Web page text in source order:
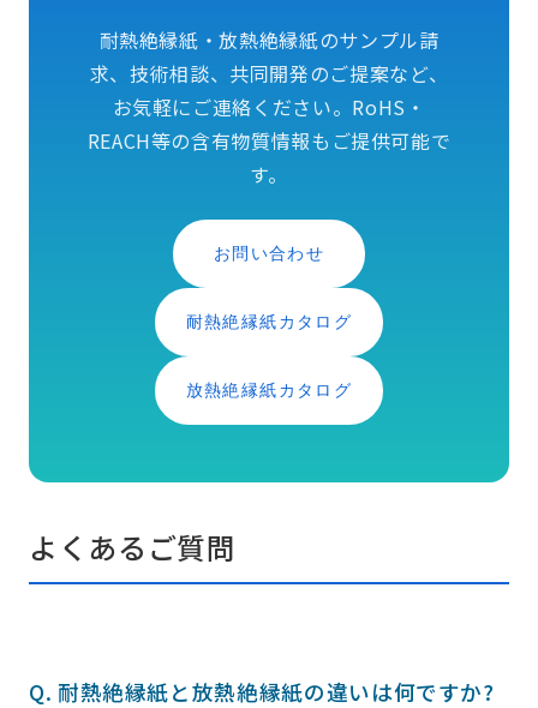
耐熱絶縁紙・放熱絶縁紙のサンプル請
求、技術相談、共同開発のご提案など、
お気軽にご連絡ください。RoHS・
REACH等の含有物質情報もご提供可能で
す。
お問い合わせ
耐熱絶縁紙カタログ
放熱絶縁紙カタログ
よくあるご質問
Q. 耐熱絶縁紙と放熱絶縁紙の違いは何ですか?